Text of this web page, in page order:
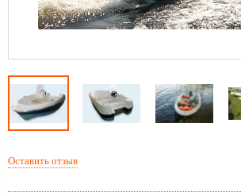
Оставить отзыв